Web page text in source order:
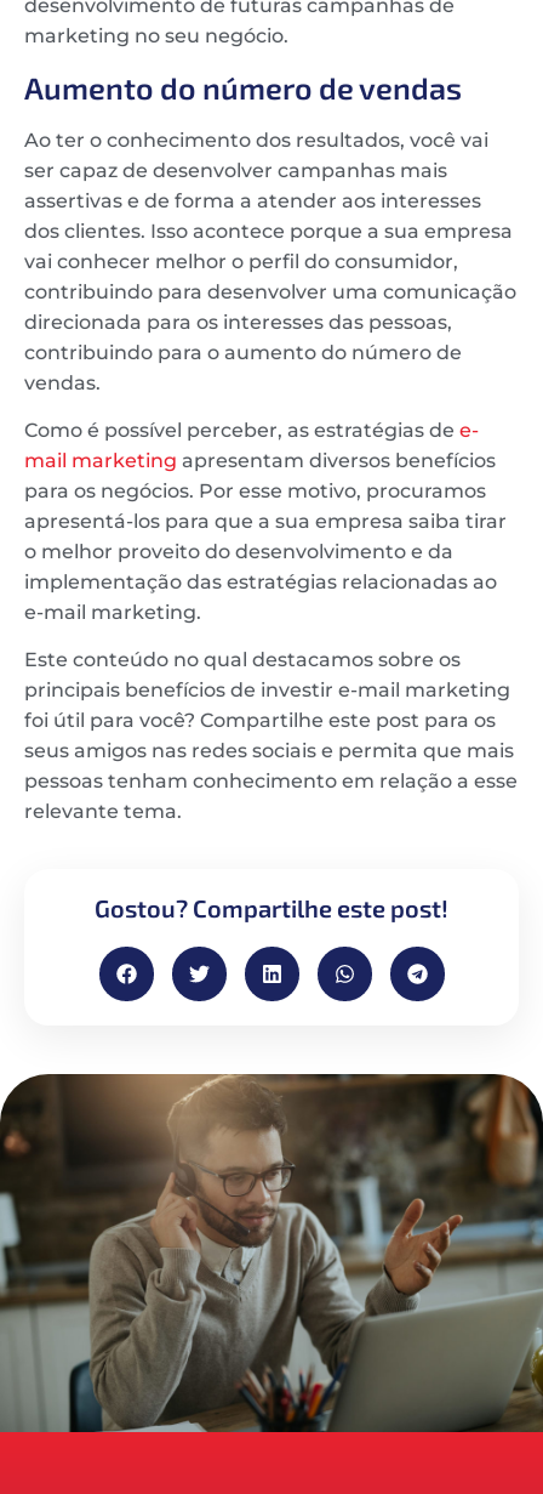
desenvolvimento de futuras campanhas de
marketing no seu negócio.
Aumento do número de vendas
Ao ter o conhecimento dos resultados, você vai
ser capaz de desenvolver campanhas mais
assertivas e de forma a atender aos interesses
dos clientes. Isso acontece porque a sua empresa
vai conhecer melhor o perfil do consumidor,
contribuindo para desenvolver uma comunicação
direcionada para os interesses das pessoas,
contribuindo para o aumento do número de
vendas.
Como é possível perceber, as estratégias de e-
mail marketing apresentam diversos benefícios
para os negócios. Por esse motivo, procuramos
apresentá-los para que a sua empresa saiba tirar
o melhor proveito do desenvolvimento e da
implementação das estratégias relacionadas ao
e-mail marketing.
Este conteúdo no qual destacamos sobre os
principais benefícios de investir e-mail marketing
foi útil para você? Compartilhe este post para os
seus amigos nas redes sociais e permita que mais
pessoas tenham conhecimento em relação a esse
relevante tema.
Gostou? Compartilhe este post!